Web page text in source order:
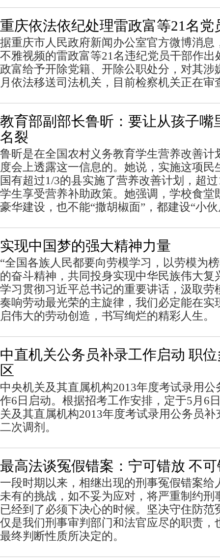
重庆依法依纪处理雷政富等21名党
据重庆市人民政府新闻办公室官方微博消息
不雅视频的雷政富等21名违纪党员干部作出
政富给予开除党籍、开除公职处分，对其涉
月依法移送司法机关，目前检察机关正在审
教育部副部长鲁昕：要让从孩子嘴
名裂
鲁昕是在全国农村义务教育学生营养改善计
度会上透露这一信息的。她说，实施这项民
国有超过1/3的县实施了营养改善计划，超
学生享受营养补助政策。她强调，学校食堂
豪华建设，也不能“撒胡椒面”，都建设“小
实现中国梦的强大精神力量
“全国各族人民都要向劳模学习，以劳模为
的奋斗精神，共同投身实现中华民族伟大复
学习贯彻习近平总书记的重要讲话，汲取劳
奏响劳动最光荣的主旋律，我们必定能在实
启伟大的劳动创造，书写绚烂的精彩人生。
中直机关公务员补录工作启动 职
区
中央机关及其直属机构2013年度考试录用
作6日启动。根据招考工作安排，定于5月6
关及其直属机构2013年度考试录用公务员
二次调剂。
最高法谈冤假错案：宁可错放 不
一段时期以来，相继出现的刑事冤假错案给
未有的挑战，如不妥为应对，将严重制约刑
已经到了必须下决心的时候。坚决守住防范
仅是我们刑事审判部门和法官应尽的职责，
最终判断性质所决定的。